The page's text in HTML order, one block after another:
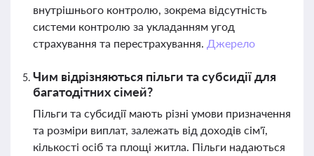
внутрішнього контролю, зокрема відсутність
системи контролю за укладанням угод
страхування та перестрахування. Джерело
Чим відрізняються пільги та субсидії для
багатодітних сімей?
Пільги та субсидії мають різні умови призначення
та розміри виплат, залежать від доходів сім'ї,
кількості осіб та площі житла. Пільги надаються